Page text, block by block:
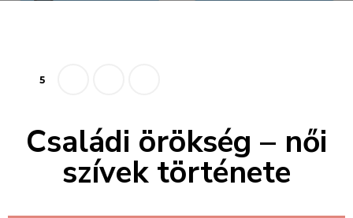
5
Családi örökség – női
szívek története